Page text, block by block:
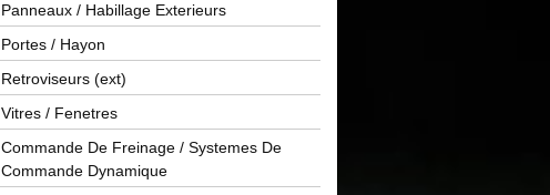
Panneaux / Habillage Exterieurs
Portes / Hayon
Retroviseurs (ext)
Vitres / Fenetres
Commande De Freinage / Systemes De
Commande Dynamique